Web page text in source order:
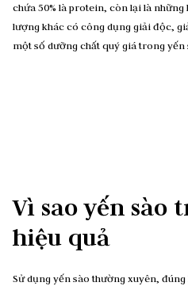
chứa 50% là protein, còn lại là
lượng khác có công dụng giải độc,
một số dưỡng chất quý giá trong
Vì sao yến sào
hiệu quả
Sử dụng yến sào thường xuyên,